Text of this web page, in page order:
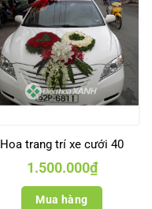
Hoa trang trí xe cưới 40
1.500.000₫
Mua hàng